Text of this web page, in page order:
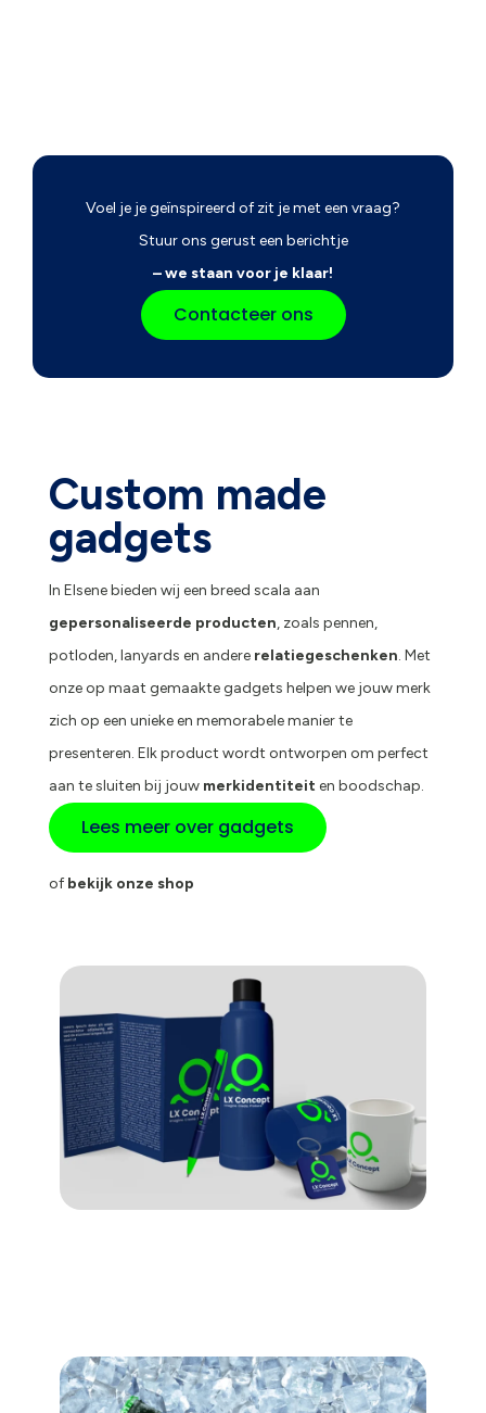
Voel je je geïnspireerd of zit je met een vraag?
Stuur ons gerust een berichtje
– we staan voor je klaar!
Contacteer ons
Custom made
gadgets
In Elsene bieden wij een breed scala aan
gepersonaliseerde producten, zoals pennen,
potloden, lanyards en andere relatiegeschenken. Met
onze op maat gemaakte gadgets helpen we jouw merk
zich op een unieke en memorabele manier te
presenteren. Elk product wordt ontworpen om perfect
aan te sluiten bij jouw merkidentiteiten boodschap.
Lees meer over gadgets
ofbekijk onze shop